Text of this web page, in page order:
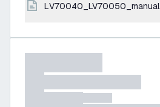
LV70040_LV70050_manual